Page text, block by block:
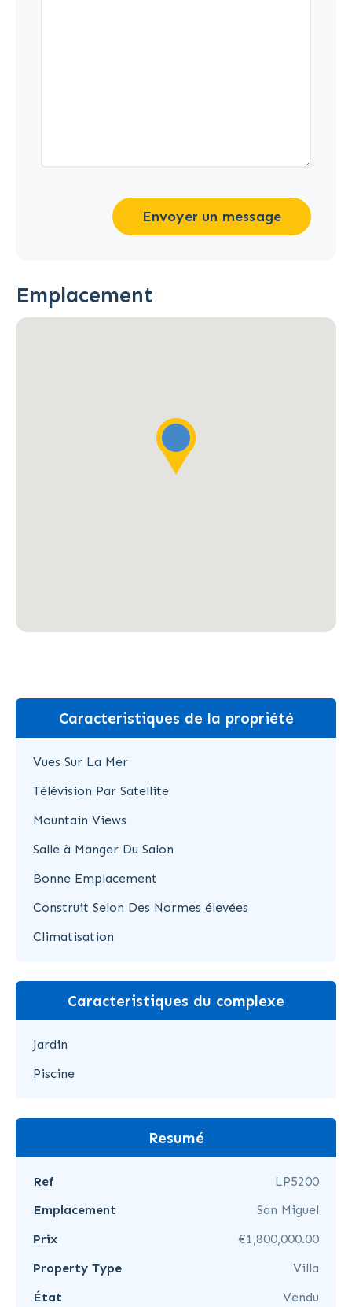
Envoyer un message
Emplacement
Caracteristiques de la propriété
Vues Sur La Mer
Télévision Par Satellite
Mountain Views
Salle à Manger Du Salon
Bonne Emplacement
Construit Selon Des Normes élevées
Climatisation
Caracteristiques du complexe
Jardin
Piscine
Resumé
Ref
LP5200
Emplacement
San Miguel
Prix
€1,800,000.00
Property Type
Villa
État
Vendu